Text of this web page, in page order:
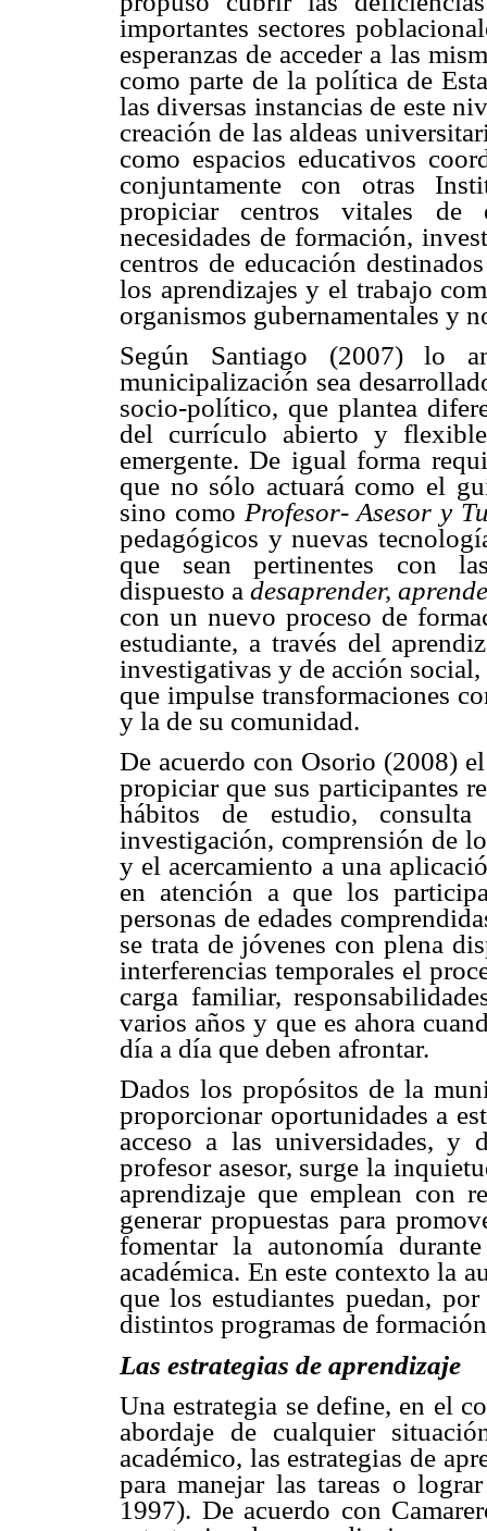
importantes sectores
esperanzas de acceder a las
como parte de la política de
las diversas instancias de este
creación de las aldeas
como espacios educativos
conjuntamente con otras
propiciar centros vitales de
necesidades de formación,
centros de educación
los aprendizajes y el trabajo
organismos gubernamentales y
Según Santiago (2007) lo
municipalización sea
socio-político, que plantea
del currículo abierto y
emergente. De igual forma
que no sólo actuará como el
sino como Profesor- Asesor y
pedagógicos y nuevas
que sean pertinentes con
dispuesto adesaprender,
con un nuevo proceso de
estudiante, a través del
investigativas y de acción
que impulse transformaciones
y la de su comunidad.
De acuerdo con Osorio (2008)
propiciar que sus participantes
hábitos de estudio,
investigación, comprensión de
y el acercamiento a una
en atención a que los
personas de edades
se trata de jóvenes con plena
interferencias temporales el
carga familiar,
varios años y que es ahora
día a día que deben afrontar.
Dados los propósitos de la
proporcionar oportunidades a
acceso a las universidades, y
profesor asesor, surge la
aprendizaje que emplean con
generar propuestas para
fomentar la autonomía
académica. En este contexto la
que los estudiantes puedan,
distintos programas de
Las estrategias de aprendizaje
Una estrategia se define, en el
abordaje de cualquier
académico, las estrategias de
para manejar las tareas o
1997). De acuerdo con